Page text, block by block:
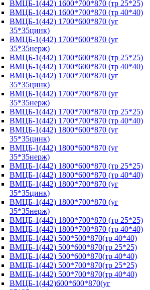
ВМЦБ-1(442) 1600*700*870 (тр 25*25)
ВМЦБ-1(442) 1600*700*870 (тр 40*40)
ВМЦБ-1(442) 1700*600*870 (уг
35*35цинк)
ВМЦБ-1(442) 1700*600*870 (уг
35*35нерж)
ВМЦБ-1(442) 1700*600*870 (тр 25*25)
ВМЦБ-1(442) 1700*600*870 (тр 40*40)
ВМЦБ-1(442) 1700*700*870 (уг
35*35цинк)
ВМЦБ-1(442) 1700*700*870 (уг
35*35нерж)
ВМЦБ-1(442) 1700*700*870 (тр 25*25)
ВМЦБ-1(442) 1700*700*870 (тр 40*40)
ВМЦБ-1(442) 1800*600*870 (уг
35*35цинк)
ВМЦБ-1(442) 1800*600*870 (уг
35*35нерж)
ВМЦБ-1(442) 1800*600*870 (тр 25*25)
ВМЦБ-1(442) 1800*600*870 (тр 40*40)
ВМЦБ-1(442) 1800*700*870 (уг
35*35цинк)
ВМЦБ-1(442) 1800*700*870 (уг
35*35нерж)
ВМЦБ-1(442) 1800*700*870 (тр 25*25)
ВМЦБ-1(442) 1800*700*870 (тр 40*40)
ВМЦБ-1(442) 500*500*870(тр 40*40)
ВМЦБ-1(442) 500*600*870(тр 25*25)
ВМЦБ-1(442) 500*600*870(тр 40*40)
ВМЦБ-1(442) 500*700*870(тр 25*25)
ВМЦБ-1(442) 500*700*870(тр 40*40)
ВМЦБ-1(442)600*600*870(уг